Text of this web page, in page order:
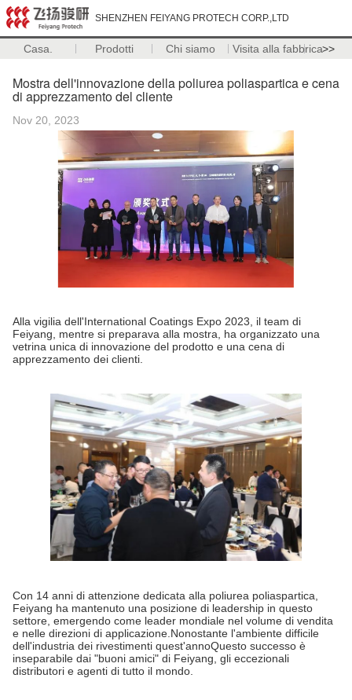
SHENZHEN FEIYANG PROTECH CORP.,LTD
Casa. Prodotti Chi siamo Visita alla fabbrica>>
Mostra dell'innovazione della poliurea poliaspartica e cena
di apprezzamento del cliente
Nov 20, 2023
Alla vigilia dell'International Coatings Expo 2023, il team di
Feiyang, mentre si preparava alla mostra, ha organizzato una
vetrina unica di innovazione del prodotto e una cena di
apprezzamento dei clienti.
Con 14 anni di attenzione dedicata alla poliurea poliaspartica,
Feiyang ha mantenuto una posizione di leadership in questo
settore, emergendo come leader mondiale nel volume di vendita
e nelle direzioni di applicazione.Nonostante l'ambiente difficile
dell'industria dei rivestimenti quest'annoQuesto successo è
inseparabile dai "buoni amici" di Feiyang, gli eccezionali
distributori e agenti di tutto il mondo.